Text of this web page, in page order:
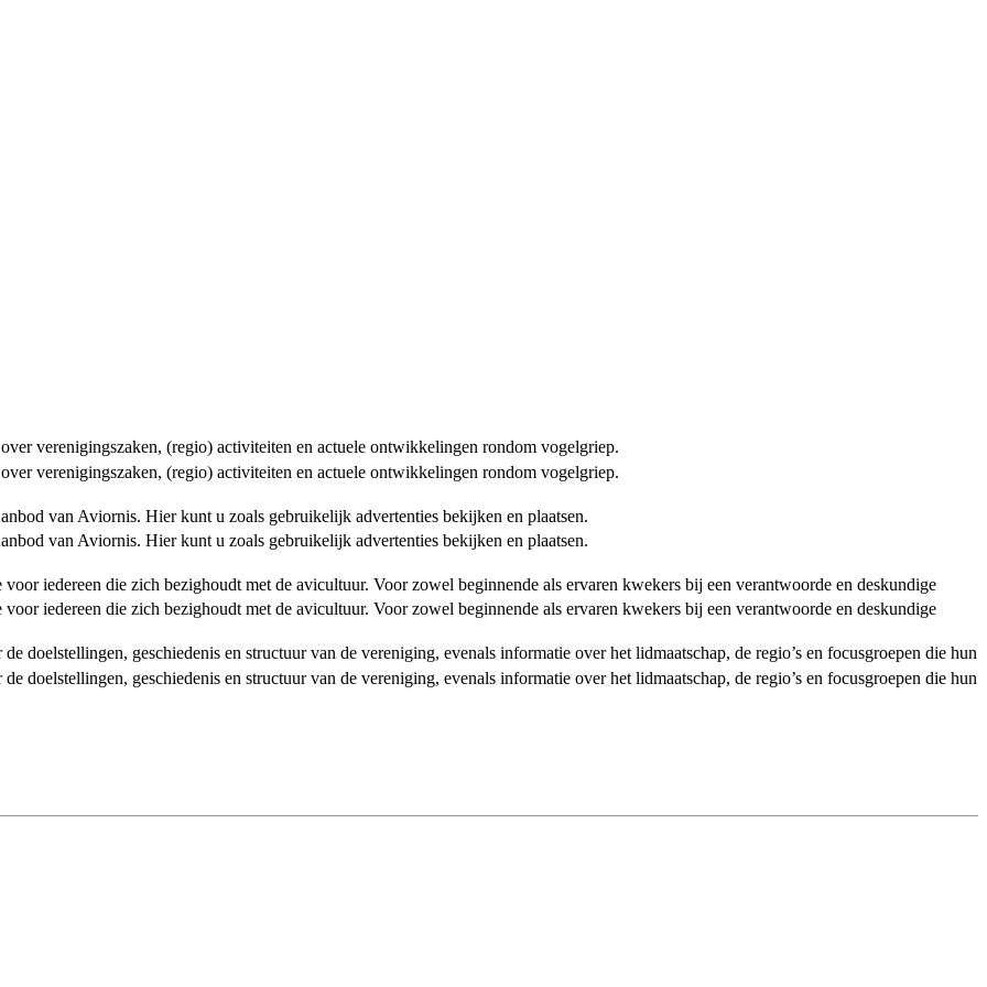
verenigingszaken, (regio) activiteiten en actuele ontwikkelingen rondom vogelgriep.
verenigingszaken, (regio) activiteiten en actuele ontwikkelingen rondom vogelgriep.
van Aviornis. Hier kunt u zoals gebruikelijk advertenties bekijken en plaatsen.
van Aviornis. Hier kunt u zoals gebruikelijk advertenties bekijken en plaatsen.
iedereen die zich bezighoudt met de avicultuur. Voor zowel beginnende als ervaren kwekers bij een verantwoorde en deskundige
iedereen die zich bezighoudt met de avicultuur. Voor zowel beginnende als ervaren kwekers bij een verantwoorde en deskundige
doelstellingen, geschiedenis en structuur van de vereniging, evenals informatie over het lidmaatschap, de regio’s en focusgroepen die hun
doelstellingen, geschiedenis en structuur van de vereniging, evenals informatie over het lidmaatschap, de regio’s en focusgroepen die hun